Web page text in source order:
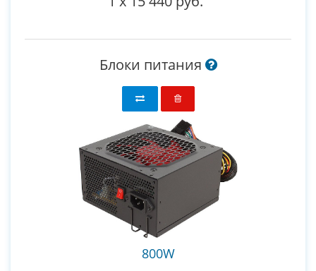
Блоки питания
800W